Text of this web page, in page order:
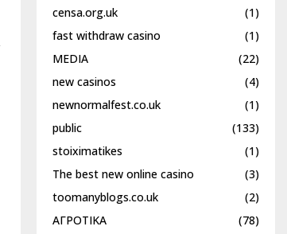
censa.org.uk
(1)
fast withdraw casino
(1)
MEDIA
(22)
new casinos
(4)
newnormalfest.co.uk
(1)
public
(133)
stoiximatikes
(1)
The best new online casino
(3)
toomanyblogs.co.uk
(2)
ΑΓΡΟΤΙΚΑ
(78)